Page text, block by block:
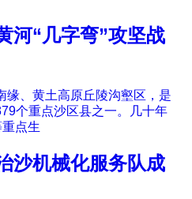
河“几字弯”攻坚战
缘、黄土高原丘陵沟壑区，是
个重点沙区县之一。几十年
重点生
沙机械化服务队成